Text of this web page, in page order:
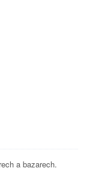
a bazarech.